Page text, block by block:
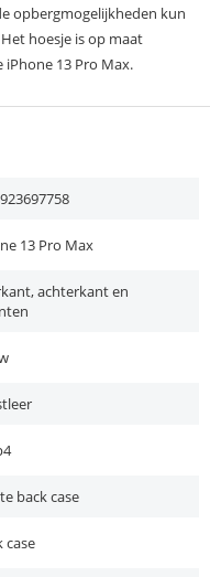
opbergmogelijkheden kun
hoesje is op maat
13 Pro Max.
13 Pro Max
achterkant en
back case
case